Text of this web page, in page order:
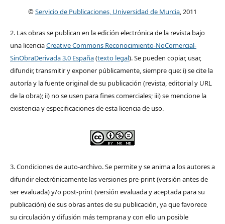
©Servicio de Publicaciones, Universidad de Murcia, 2011
2. Las obras se publican en la edición electrónica de la revista bajo
una licenciaCreative Commons Reconocimiento-NoComercial-
SinObraDerivada 3.0 España(texto legal). Se pueden copiar, usar,
difundir, transmitir y exponer públicamente, siempre que: i) se cite la
autoría y la fuente original de su publicación (revista, editorial y URL
de la obra); ii) no se usen para fines comerciales; iii) se mencione la
existencia y especificaciones de esta licencia de uso.
3. Condiciones de auto-archivo. Se permite y se anima a los autores a
difundir electrónicamente las versiones pre-print (versión antes de
ser evaluada) y/o post-print (versión evaluada y aceptada para su
publicación) de sus obras antes de su publicación, ya que favorece
su circulación y difusión más temprana y con ello un posible